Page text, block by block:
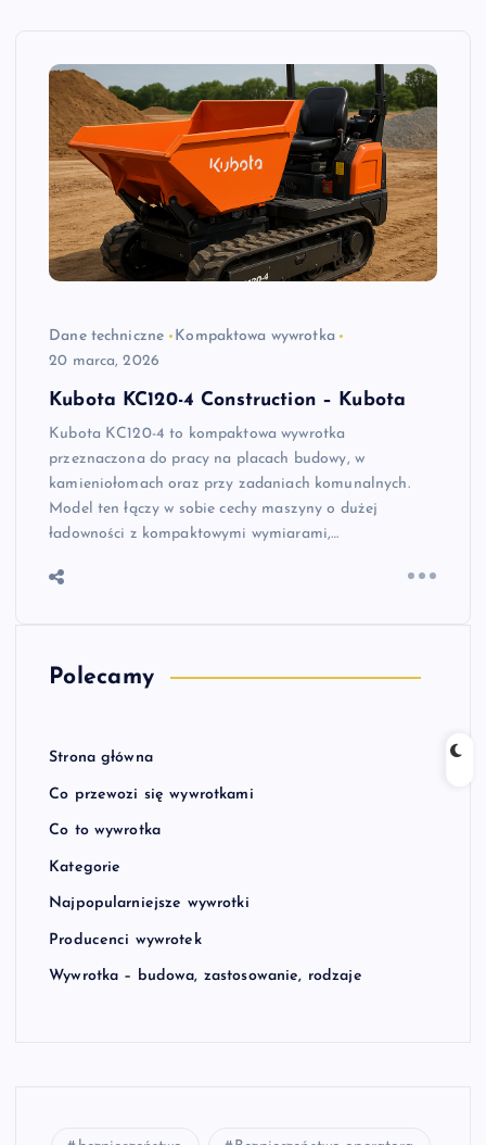
Dane techniczne
Kompaktowa wywrotka
20 marca, 2026
Kubota KC120-4 Construction – Kubota
Kubota KC120-4 to kompaktowa wywrotka
przeznaczona do pracy na placach budowy, w
kamieniołomach oraz przy zadaniach komunalnych.
Model ten łączy w sobie cechy maszyny o dużej
ładowności z kompaktowymi wymiarami,…
Polecamy
Strona główna
Co przewozi się wywrotkami
Co to wywrotka
Kategorie
Najpopularniejsze wywrotki
Producenci wywrotek
Wywrotka – budowa, zastosowanie, rodzaje